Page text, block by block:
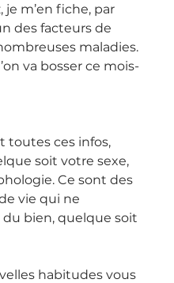
je m’en fiche, par
des facteurs de
maladies.
va bosser ce mois-
toutes ces infos,
soit votre sexe,
Ce sont des
vie qui ne
bien, quelque soit
habitudes vous